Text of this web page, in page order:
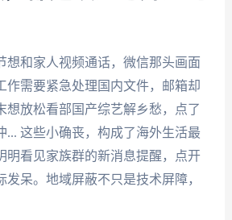
想和家人视频通话，微信那头画面
作需要紧急处理国内文件，邮箱却
想放松看部国产综艺解乡愁，点了
... 这些小确丧，构成了海外生活最
明看见家族群的新消息提醒，点开
发呆。地域屏蔽不只是技术屏障，